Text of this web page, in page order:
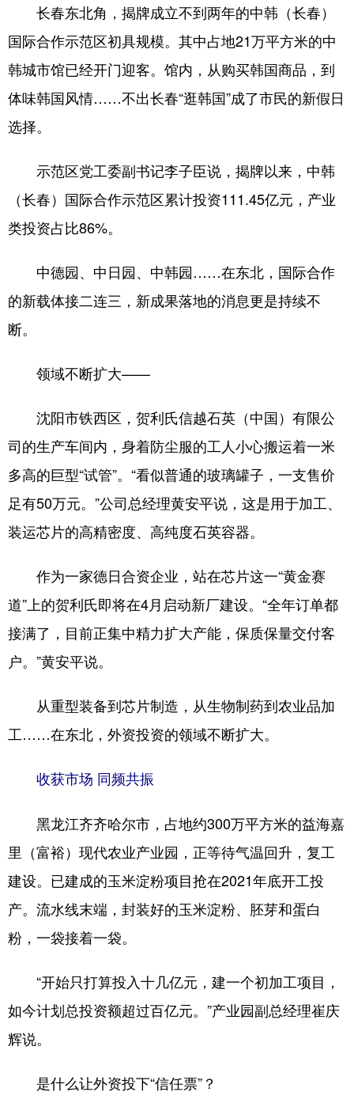
长春东北角，揭牌成立不到两年的中韩（长春）
国际合作示范区初具规模。其中占地21万平方米的中
韩城市馆已经开门迎客。馆内，从购买韩国商品，到
体味韩国风情……不出长春“逛韩国”成了市民的新假日
选择。
示范区党工委副书记李子臣说，揭牌以来，中韩
（长春）国际合作示范区累计投资111.45亿元，产业
类投资占比86%。
中德园、中日园、中韩园……在东北，国际合作
的新载体接二连三，新成果落地的消息更是持续不
断。
领域不断扩大——
沈阳市铁西区，贺利氏信越石英（中国）有限公
司的生产车间内，身着防尘服的工人小心搬运着一米
多高的巨型“试管”。“看似普通的玻璃罐子，一支售价
足有50万元。”公司总经理黄安平说，这是用于加工、
装运芯片的高精密度、高纯度石英容器。
作为一家德日合资企业，站在芯片这一“黄金赛
道”上的贺利氏即将在4月启动新厂建设。“全年订单都
接满了，目前正集中精力扩大产能，保质保量交付客
户。”黄安平说。
从重型装备到芯片制造，从生物制药到农业品加
工……在东北，外资投资的领域不断扩大。
收获市场 同频共振
黑龙江齐齐哈尔市，占地约300万平方米的益海嘉
里（富裕）现代农业产业园，正等待气温回升，复工
建设。已建成的玉米淀粉项目抢在2021年底开工投
产。流水线末端，封装好的玉米淀粉、胚芽和蛋白
粉，一袋接着一袋。
“开始只打算投入十几亿元，建一个初加工项目，
如今计划总投资额超过百亿元。”产业园副总经理崔庆
辉说。
是什么让外资投下“信任票”？